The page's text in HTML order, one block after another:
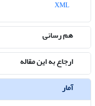
هم رسانی
ارجاع به این مقاله
آمار